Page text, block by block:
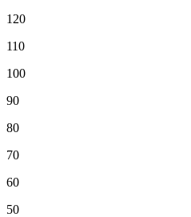
120
110
100
90
80
70
60
50